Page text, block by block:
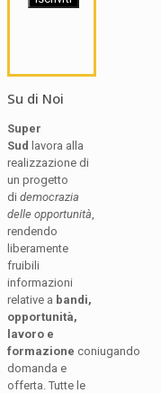
Su di Noi
Super
Sud lavora alla
realizzazione di
un progetto
di democrazia
delle opportunità
rendendo
liberamente
fruibili
informazioni
relative a bandi,
opportunità,
lavoro e
formazione coniugando
domanda e
offerta. Tutte le